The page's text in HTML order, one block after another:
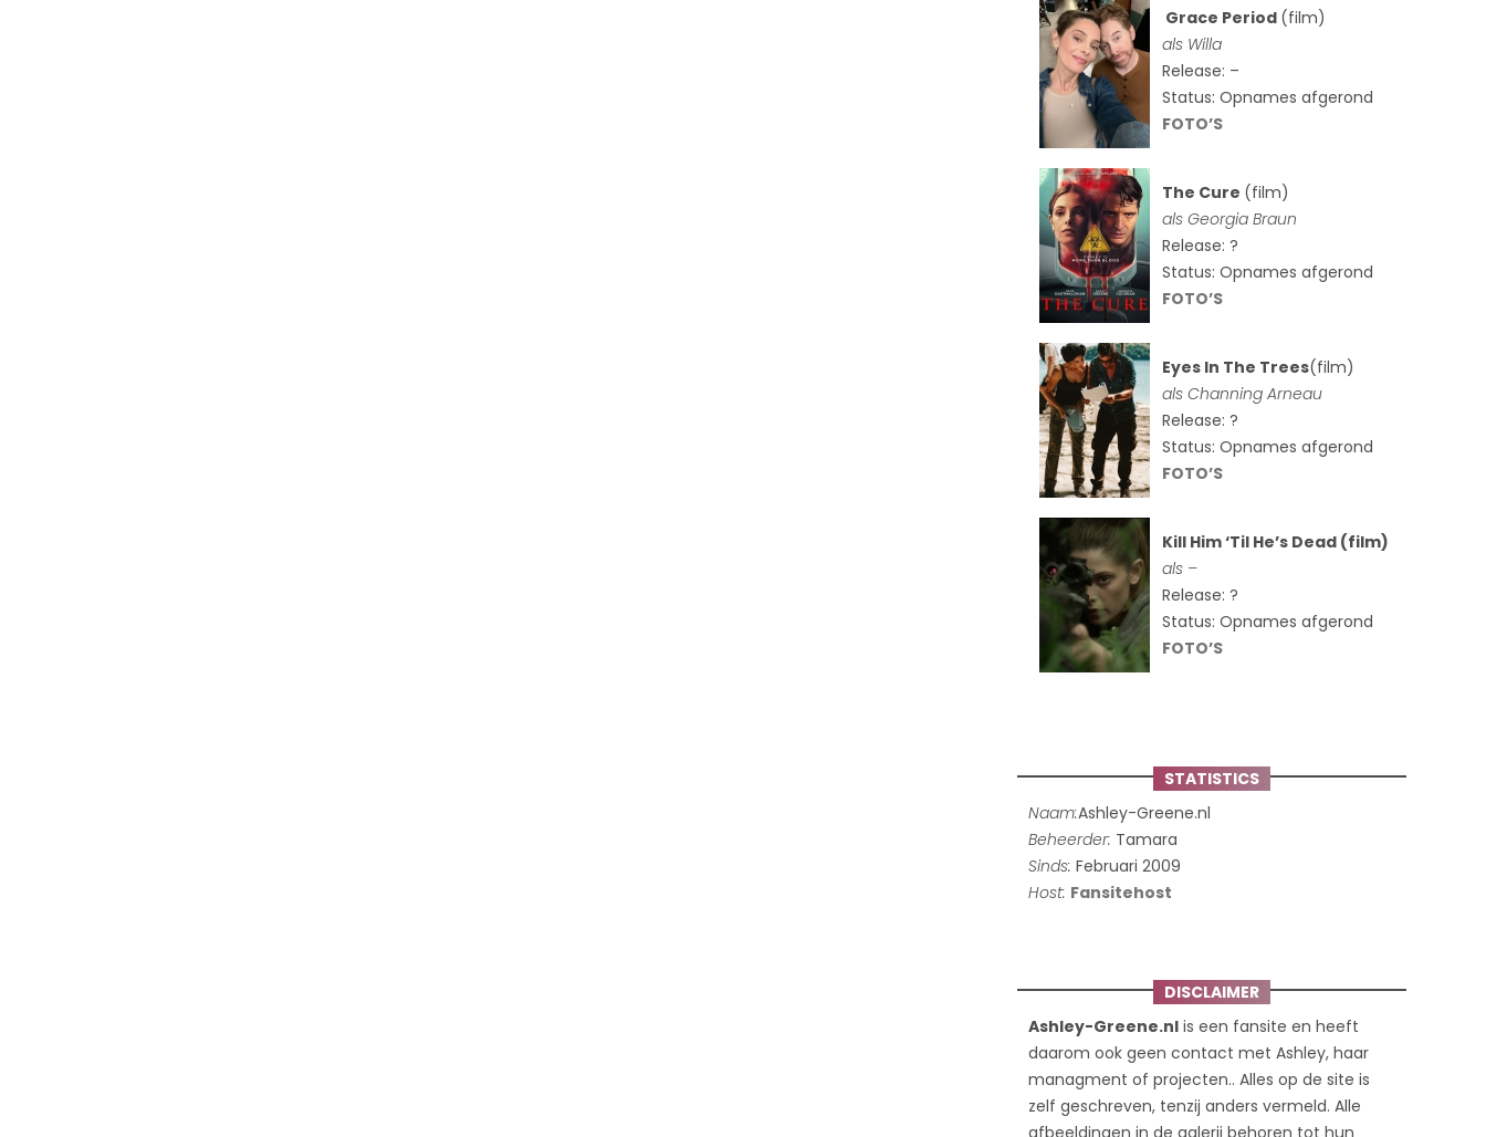
Grace Period (film)
als Willa
Release: –
Status: Opnames afgerond
FOTO’S
The Cure (film)
alsGeorgia Braun
Release: ?
Status: Opnames afgerond
FOTO’S
Eyes In The Trees(film)
als Channing Arneau
Release: ?
Status: Opnames afgerond
FOTO’S
Kill Him ‘Til He’s Dead (film)
als –
Release: ?
Status: Opnames afgerond
FOTO’S
STATISTICS
Naam:Ashley-Greene.nl
Beheerder: Tamara
Sinds: Februari 2009
Host: Fansitehost
DISCLAIMER
Ashley-Greene.nl is een fansite en heeft
daarom ook geen contact met Ashley, haar
managment of projecten.. Alles op de site is
zelf geschreven, tenzij anders vermeld. Alle
afbeeldingen in de galerij behoren tot hun